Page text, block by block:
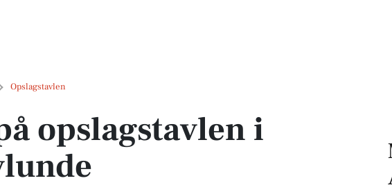
Opslagstavlen
i Skovlunde
opslagstavlen i